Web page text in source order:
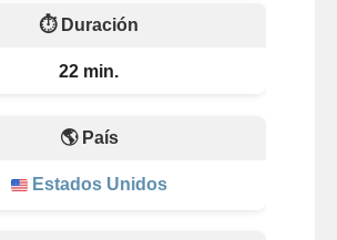
⏱️ Duración
22 min.
🌎 País
Estados Unidos